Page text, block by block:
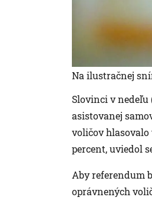
Na ilustračnej
Slovinci v nedeľu
asistovanej
voličov hlasovalo
percent, uviedol
Aby referendum
oprávnených